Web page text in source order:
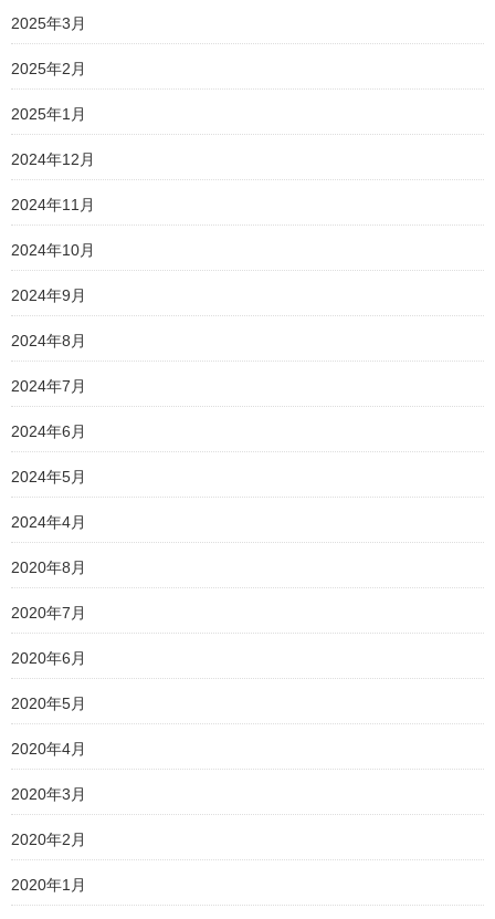
2025年3月
2025年2月
2025年1月
2024年12月
2024年11月
2024年10月
2024年9月
2024年8月
2024年7月
2024年6月
2024年5月
2024年4月
2020年8月
2020年7月
2020年6月
2020年5月
2020年4月
2020年3月
2020年2月
2020年1月